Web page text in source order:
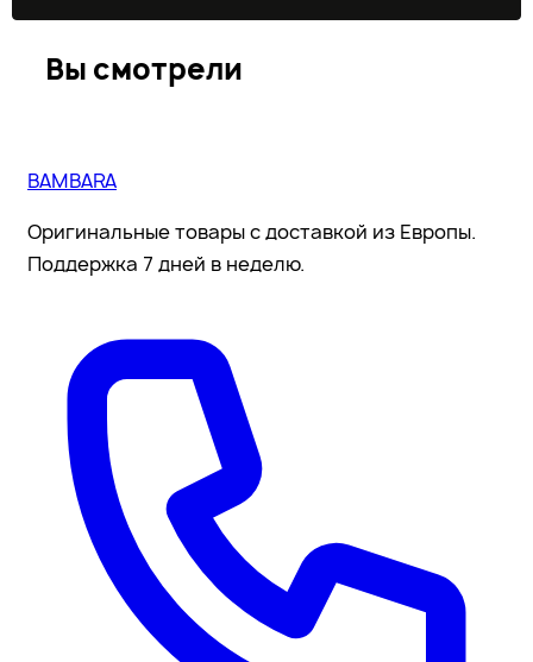
Вы смотрели
BAMBARA
Оригинальные товары с доставкой из Европы.
Поддержка 7 дней в неделю.